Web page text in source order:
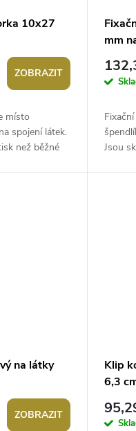
10x27
ZOBRAZIT
místo
spojení látek.
než běžné
mm
Jsou
na látky
ZOBRAZIT
Klip
6,3